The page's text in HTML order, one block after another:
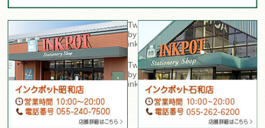
Tweets
by
inkpot_sta
Tweets
by
inkpot_isawa